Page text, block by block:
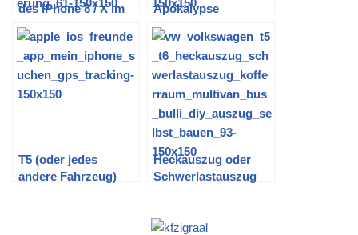
des iPhone 8 / X im
Auto (VW T5) – Teil 1:
Vorauswahl
(EooCoo)
Apokalypse
ausstatten | oder
Packliste für ein
Campingwochenend
e
T5 (oder jedes
andere Fahrzeug)
Heckauszug oder
Schwerlastauszug
Update 2.0